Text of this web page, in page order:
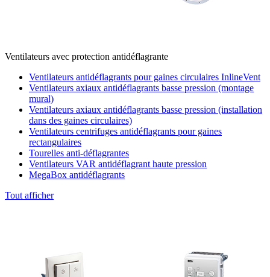
Ventilateurs avec protection antidéflagrante
Ventilateurs antidéflagrants pour gaines circulaires InlineVent
Ventilateurs axiaux antidéflagrants basse pression (montage
mural)
Ventilateurs axiaux antidéflagrants basse pression (installation
dans des gaines circulaires)
Ventilateurs centrifuges antidéflagrants pour gaines
rectangulaires
Tourelles anti-déflagrantes
Ventilateurs VAR antidéflagrant haute pression
MegaBox antidéflagrants
Tout afficher